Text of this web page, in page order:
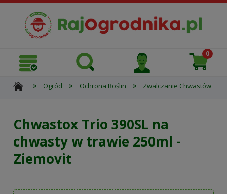
» Ogród » Ochrona Roślin » Zwalczanie Chwastów
Chwastox Trio 390SL na
chwasty w trawie 250ml -
Ziemovit